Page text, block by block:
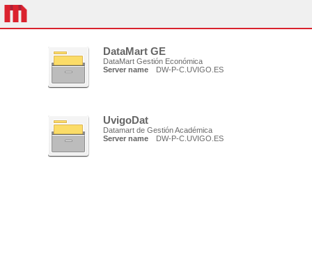
DataMart GE
DataMart Gestión Económica
Server name
DW-P-C.UVIGO.ES
UvigoDat
Datamart de Gestión Académica
Server name
DW-P-C.UVIGO.ES